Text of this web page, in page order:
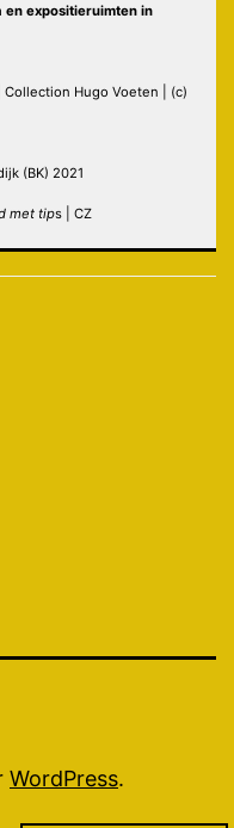
en expositieruimten in
| Collection Hugo Voeten | (c)
(BK) 2021
met tips | CZ
WordPress.